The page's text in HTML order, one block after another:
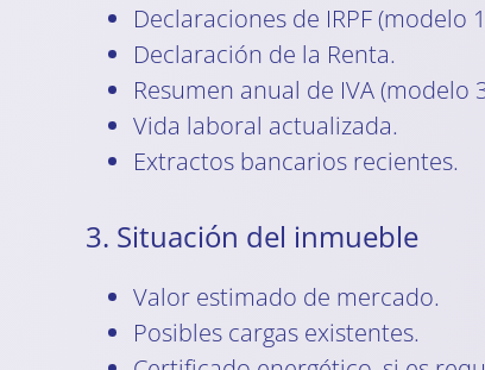
Declaraciones de IRPF (modelo
Declaración de la Renta.
Resumen anual de IVA (modelo
Vida laboral actualizada.
Extractos bancarios recientes.
3. Situación del inmueble
Valor estimado de mercado.
Posibles cargas existentes.